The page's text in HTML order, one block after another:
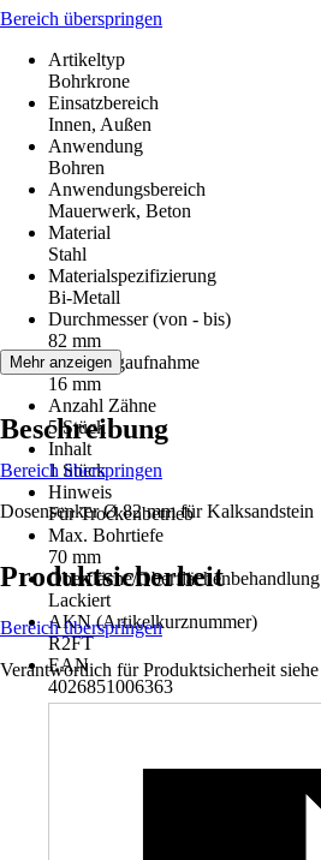
Bereich überspringen
Artikeltyp
Bohrkrone
Einsatzbereich
Innen, Außen
Anwendung
Bohren
Anwendungsbereich
Mauerwerk, Beton
Material
Stahl
Materialspezifizierung
Bi-Metall
Durchmesser (von - bis)
82 mm
Werkzeugaufnahme
16 mm
Anzahl Zähne
5 Stück
Inhalt
1 Stück
Hinweis
Für Trockenbetrieb
Max. Bohrtiefe
70 mm
Oberfläche/Oberflächenbehandlung
Lackiert
AKN (Artikelkurznummer)
R2FT
EAN
4026851006363
Mehr anzeigen
Beschreibung
Bereich überspringen
Dosensenker Ø 82 mm für Kalksandstein
Produktsicherheit
Bereich überspringen
Verantwortlich für Produktsicherheit siehe